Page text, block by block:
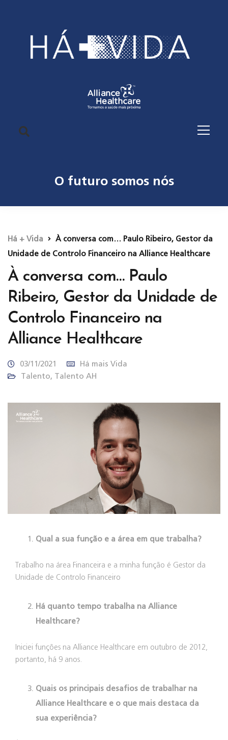
O futuro somos nós
Há + Vida
À conversa com… Paulo Ribeiro, Gestor da
Unidade de Controlo Financeiro na Alliance Healthcare
À conversa com… Paulo
Ribeiro, Gestor da Unidade de
Controlo Financeiro na
Alliance Healthcare
03/11/2021
Há mais Vida
Talento, Talento AH
Qual a sua função e a área em que trabalha?
Trabalho na área Financeira e a minha função é Gestor da
Unidade de Controlo Financeiro
Há quanto tempo trabalha na Alliance
Healthcare?
Iniciei funções na Alliance Healthcare em outubro de 2012,
portanto, há 9 anos.
Quais os principais desafios de trabalhar na
Alliance Healthcare e o que mais destaca da
sua experiência?